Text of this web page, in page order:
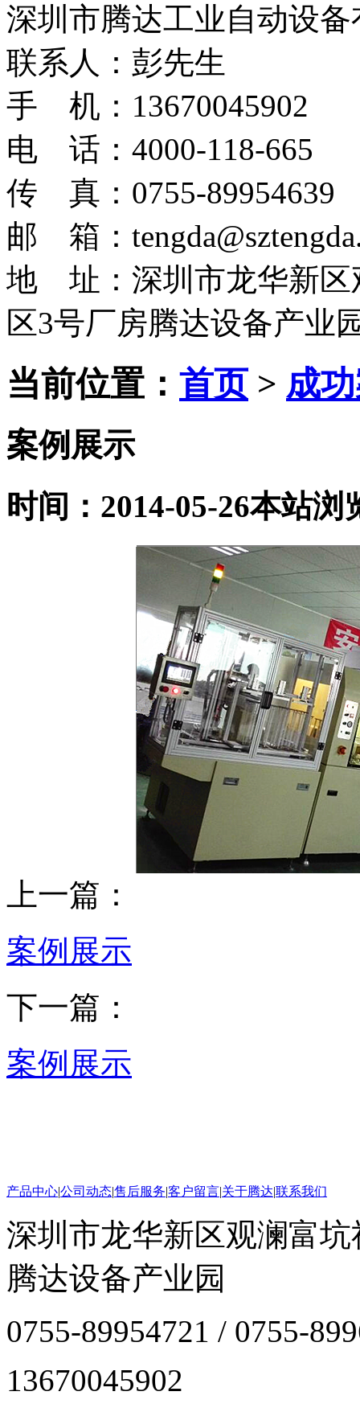
深圳市腾达工业自动设
联系人：彭先生
手 机：13670045902
电 话：4000-118-665
传 真：0755-89954639
邮 箱：
地 址：深圳市龙华新区
区3号厂房腾达设备产业
当前位置： 首页> 成
案例展示
时间：2014-05-26本站浏
上一篇：
案例展示
下一篇：
案例展示
产品中心|公司动态|售后服务|客户留言|关于腾达|联系我们
深圳市龙华新区观澜富
腾达设备产业园
0755-89954721 / 0755-
13670045902